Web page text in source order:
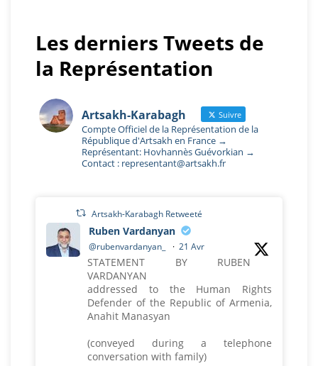
Les derniers Tweets de
la Représentation
Artsakh-Karabagh Suivre
Compte Officiel de la Représentation de la
République d'Artsakh en France →
Représentant: Hovhannès Guévorkian →
Contact : representant@artsakh.fr
Artsakh-Karabagh Retweeté
Ruben Vardanyan
@rubenvardanyan_ · 21 Avr
STATEMENT BY RUBEN
VARDANYAN
addressed to the Human Rights
Defender of the Republic of Armenia,
Anahit Manasyan
(conveyed during a telephone
conversation with family)